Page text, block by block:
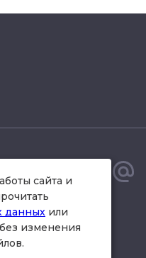
сайта и
данных или
изменения